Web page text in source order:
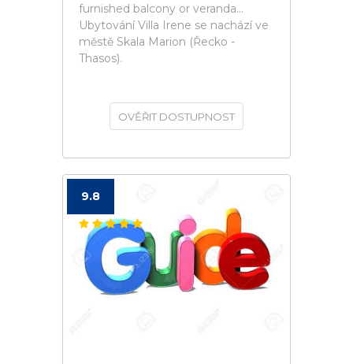
furnished balcony or veranda...
Ubytování Villa Irene se nachází ve
městě Skala Marion (Řecko -
Thasos).
OVĚŘIT DOSTUPNOST
9.8